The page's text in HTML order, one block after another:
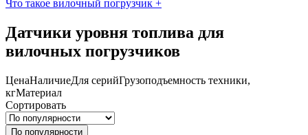
Что такое вилочный погрузчик +
Датчики уровня топлива для
вилочных погрузчиков
ЦенаНаличиеДля серийГрузоподъемность техники,
кгМатериал
Сортировать
По популярности